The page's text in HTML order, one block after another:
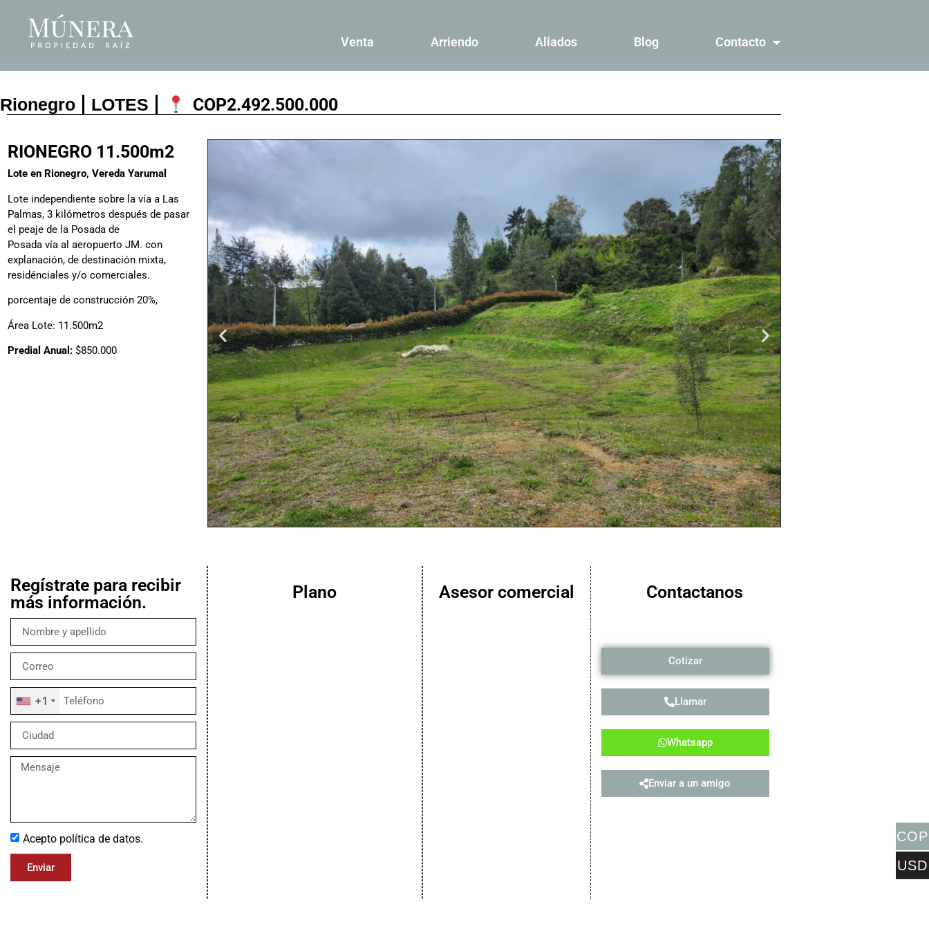
Venta Arriendo Aliados Blog Contacto
Rionegro LOTES COP2.492.500.000
RIONEGRO 11.500m2
Lote en Rionegro, Vereda Yarumal
Lote independiente sobre la vía a Las
Palmas, 3 kilómetros después de pasar
el peaje de la Posada de
Posada vía al aeropuerto JM. con
explanación, de destinación mixta,
residénciales y/o comerciales.
porcentaje de construcción 20%,
Área Lote: 11.500m2
Predial Anual: $850.000
Regístrate para recibir
más información.
+1
Acepto política de datos.
Enviar
Plano Asesor comercial Contactanos
Cotizar
Llamar
Whatsapp
Enviar a un amigo
COP
USD